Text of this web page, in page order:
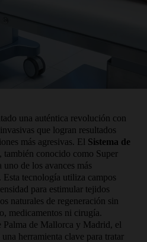
una auténtica revolución con
que logran resultados
más agresivas. El Sistema de
, también conocido como Super
de los avances más
tecnología utiliza campos
para estimular tejidos
naturales de regeneración sin
medicamentos ni cirugía.
Palma de Mallorca y Madrid, el
herramienta clave para tratar